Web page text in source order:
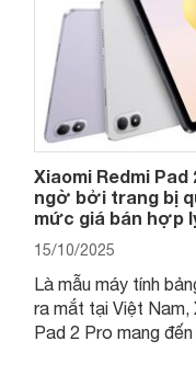
Xiaomi Redmi Pad
ngờ bởi trang bị
mức giá bán hợp
15/10/2025
Là mẫu máy tính
ra mắt tại Việt Nam,
Pad 2 Pro mang